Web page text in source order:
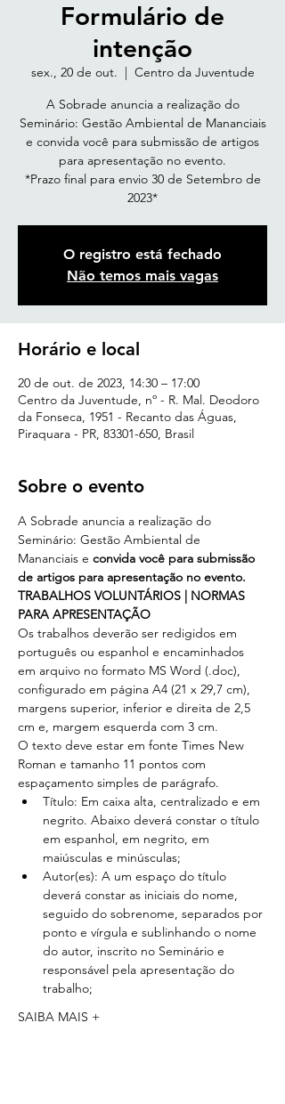
Formulário de
intenção
sex., 20 de out.
  |
Centro da Juventude
A Sobrade anuncia a realização do
Seminário: Gestão Ambiental de Mananciais
e convida você para submissão de artigos
para apresentação no evento.
*Prazo final para envio 30 de Setembro de
2023*
O registro está fechado
Não temos mais vagas
Horário e local
20 de out. de 2023, 14:30 – 17:00
Centro da Juventude, nº - R. Mal. Deodoro
da Fonseca, 1951 - Recanto das Águas,
Piraquara - PR, 83301-650, Brasil
Sobre o evento
A Sobrade anuncia a realização do
Seminário: Gestão Ambiental de
Mananciais e convida você para submissão
de artigos para apresentação no evento.
TRABALHOS VOLUNTÁRIOS | NORMAS
PARA APRESENTAÇÃO
Os trabalhos deverão ser redigidos em
português ou espanhol e encaminhados
em arquivo no formato MS Word (.doc),
configurado em página A4 (21 x 29,7 cm),
margens superior, inferior e direita de 2,5
cm e, margem esquerda com 3 cm.
O texto deve estar em fonte Times New
Roman e tamanho 11 pontos com
espaçamento simples de parágrafo.
Título: Em caixa alta, centralizado e em
negrito. Abaixo deverá constar o título
em espanhol, em negrito, em
maiúsculas e minúsculas;
Autor(es): A um espaço do título
deverá constar as iniciais do nome,
seguido do sobrenome, separados por
ponto e vírgula e sublinhando o nome
do autor, inscrito no Seminário e
responsável pela apresentação do
trabalho;
SAIBA MAIS +